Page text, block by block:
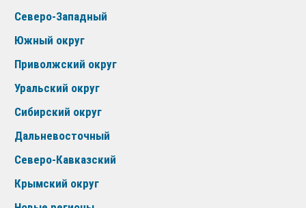
Северо-Западный
Южный округ
Приволжский округ
Уральский округ
Сибирский округ
Дальневосточный
Северо-Кавказский
Крымский округ